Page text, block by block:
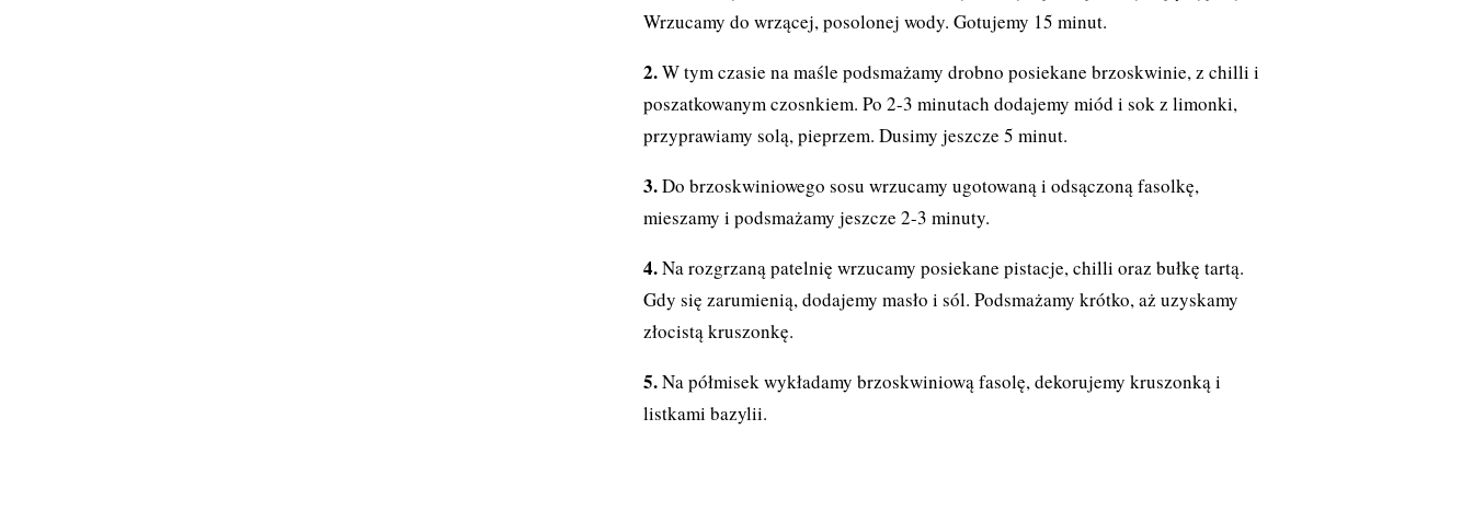
Wrzucamy do wrzącej, posolonej wody. Gotujemy 15 minut.
W tym czasie na maśle podsmażamy drobno posiekane brzoskwinie, z chilli i
poszatkowanym czosnkiem. Po 2-3 minutach dodajemy miód i sok z limonki,
przyprawiamy solą, pieprzem. Dusimy jeszcze 5 minut.
Do brzoskwiniowego sosu wrzucamy ugotowaną i odsączoną fasolkę,
mieszamy i podsmażamy jeszcze 2-3 minuty.
Na rozgrzaną patelnię wrzucamy posiekane pistacje, chilli oraz bułkę tartą.
Gdy się zarumienią, dodajemy masło i sól. Podsmażamy krótko, aż uzyskamy
złocistą kruszonkę.
Na półmisek wykładamy brzoskwiniową fasolę, dekorujemy kruszonką i
listkami bazylii.